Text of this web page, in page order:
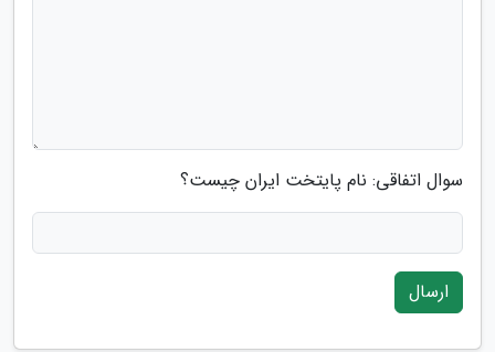
سوال اتفاقی: نام پایتخت ایران چیست؟
ارسال